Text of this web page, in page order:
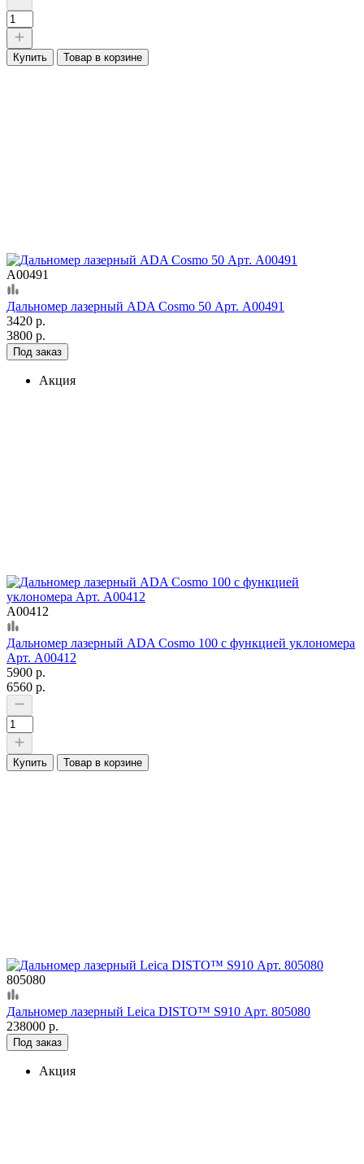
Купить Товар в корзине
А00491
Дальномер лазерный ADA Cosmo 50 Арт. А00491
3420 р.
3800 р.
Под заказ
Акция
А00412
Дальномер лазерный ADA Cosmo 100 с функцией уклономера
Арт. А00412
5900 р.
6560 р.
Купить Товар в корзине
805080
Дальномер лазерный Leica DISTO™ S910 Арт. 805080
238000 р.
Под заказ
Акция